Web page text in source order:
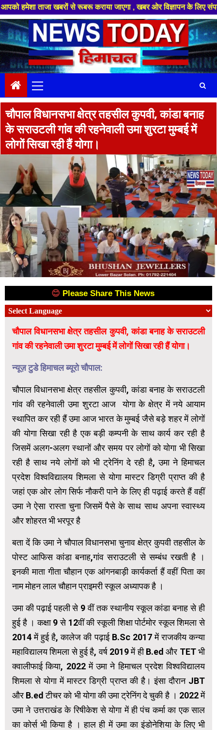
खबरों से रूबरू कराया जाएगा , खबर ओर विज्ञापन के लिए संपर्क करे
Skip
to
content
Menu
चौपाल विधानसभा क्षेत्र तहसील कुपवी, कांडा बनाह
के सराउटली गांव की रहनेवाली उमा शुरटा मुम्बई में
लोगों सिखा रही हैं योगा।
😊 Please Share This News
चौपाल विधानसभा क्षेत्र तहसील कुपवी, कांडा बनाह के सराउटली
गांव की रहनेवाली उमा शुरटा मुम्बई में लोगों सिखा रही हैं योगा।
न्यूज़ टुडे हिमाचल ब्यूरो चौपाल:
चौपाल विधानसभा क्षेत्र तहसील कुपवी, कांडा बनाह के सराउटली
गांव की रहनेवाली उमा शुरटा आज योगा के क्षेत्र में नये आयाम
स्थापित कर रही हैं उमा आज भारत के मुम्बई जैसे बड़े शहर में लोगों
की योगा सिखा रही है एक बड़ी कम्पनी के साथ कार्य कर रही है
जिसमें अलग-अलग स्थानों और समय पर लोगों को योगा भी सिखा
रही है साथ नये लोगों को भी ट्रेनिंग दे रही है, उमा ने हिमाचल
प्रदेश विश्वविद्यालय शिमला से योगा मास्टर डिग्री प्राप्त की है
जहां एक ओर लोग सिर्फ नौकरी पाने के लिए ही पढ़ाई करते हैं वहीं
उमा ने ऐसा रास्ता चुना जिसमें पैसे के साथ साथ अपना स्वास्थ्य
और शोहरत भी भरपूर है
बता दें कि उमा ने चौपाल विधानसभा चुनाव क्षेत्र कुपवी तहसील के
पोस्ट आफिस कांडा बनाह,गांव सराउटली से सम्बंध रखती है ।
इनकी माता गीता चौहान एक आंगनबाड़ी कार्यकर्ता हैं वहीं पिता का
नाम मोहन लाल चौहान प्राइमरी स्कूल अध्यापक है ।
उमा की पढ़ाई पहली से 9 वीं तक स्थानीय स्कूल कांडा बनाह से ही
हुई है । कक्षा 9 से 12वीं की स्कूली शिक्षा पोर्टमोर स्कूल शिमला से
2014 में हुई है, कालेज की पढ़ाई B.Sc 2017 में राजकीय कन्या
महाविद्यालय शिमला से हुई है, वर्ष 2019 में ही B.ed और TET भी
क्वालीफाई किया, 2022 में उमा ने हिमाचल प्रदेश विश्वविद्यालय
शिमला से योगा में मास्टर डिग्री प्राप्त की है। इंसा दौरान JBT
और B.ed टीचर को भी योगा की उमा ट्रेनिंग दे चुकी है । 2022 में
उमा ने उत्तराखंड के रिषीकेश से योगा में ही पंच कर्मा का एक साल
का कोर्स भी किया है । हाल ही में उमा का इंडोनेशिया के लिए भी